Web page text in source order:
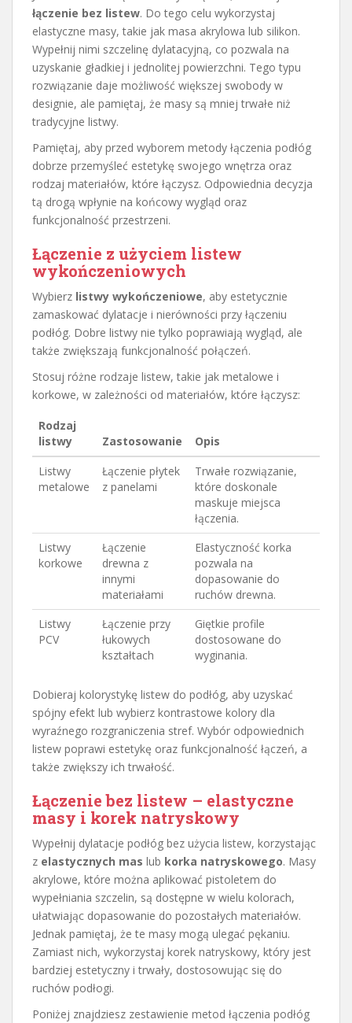
łączenie bez listew. Do tego celu wykorzystaj
elastyczne masy, takie jak masa akrylowa lub silikon.
Wypełnij nimi szczelinę dylatacyjną, co pozwala na
uzyskanie gładkiej i jednolitej powierzchni. Tego typu
rozwiązanie daje możliwość większej swobody w
designie, ale pamiętaj, że masy są mniej trwałe niż
tradycyjne listwy.
Pamiętaj, aby przed wyborem metody łączenia podłóg
dobrze przemyśleć estetykę swojego wnętrza oraz
rodzaj materiałów, które łączysz. Odpowiednia decyzja
tą drogą wpłynie na końcowy wygląd oraz
funkcjonalność przestrzeni.
Łączenie z użyciem listew
wykończeniowych
Wybierz listwy wykończeniowe, aby estetycznie
zamaskować dylatacje i nierówności przy łączeniu
podłóg. Dobre listwy nie tylko poprawiają wygląd, ale
także zwiększają funkcjonalność połączeń.
Stosuj różne rodzaje listew, takie jak metalowe i
korkowe, w zależności od materiałów, które łączysz:
Rodzaj
listwy
Zastosowanie
Opis
Listwy
metalowe
Łączenie płytek
z panelami
Trwałe rozwiązanie,
które doskonale
maskuje miejsca
łączenia.
Listwy
korkowe
Łączenie
drewna z
innymi
materiałami
Elastyczność korka
pozwala na
dopasowanie do
ruchów drewna.
Listwy
PCV
Łączenie przy
łukowych
kształtach
Giętkie profile
dostosowane do
wyginania.
Dobieraj kolorystykę listew do podłóg, aby uzyskać
spójny efekt lub wybierz kontrastowe kolory dla
wyraźnego rozgraniczenia stref. Wybór odpowiednich
listew poprawi estetykę oraz funkcjonalność łączeń, a
także zwiększy ich trwałość.
Łączenie bez listew – elastyczne
masy i korek natryskowy
Wypełnij dylatacje podłóg bez użycia listew, korzystając
z elastycznych mas lub korka natryskowego. Masy
akrylowe, które można aplikować pistoletem do
wypełniania szczelin, są dostępne w wielu kolorach,
ułatwiając dopasowanie do pozostałych materiałów.
Jednak pamiętaj, że te masy mogą ulegać pękaniu.
Zamiast nich, wykorzystaj korek natryskowy, który jest
bardziej estetyczny i trwały, dostosowując się do
ruchów podłogi.
Poniżej znajdziesz zestawienie metod łączenia podłóg